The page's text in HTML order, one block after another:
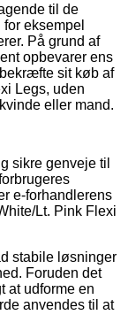
til de
eksempel
På grund af
opbevarer ens
sit køb af
Legs, uden
eller mand.
sikre genveje til
e-forhandlerens
Lt. Pink Flexi
stabile løsninger
Foruden det
at udforme en
anvendes til at